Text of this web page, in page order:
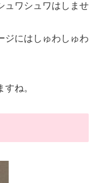
ュワシュワはしませ
ジにはしゅわしゅわ
ね。